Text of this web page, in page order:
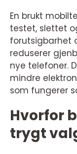
En brukt
testet, slettet
forutsigbarhet
reduserer
nye telefoner.
mindre
som fungerer
Hvorfor
trygt